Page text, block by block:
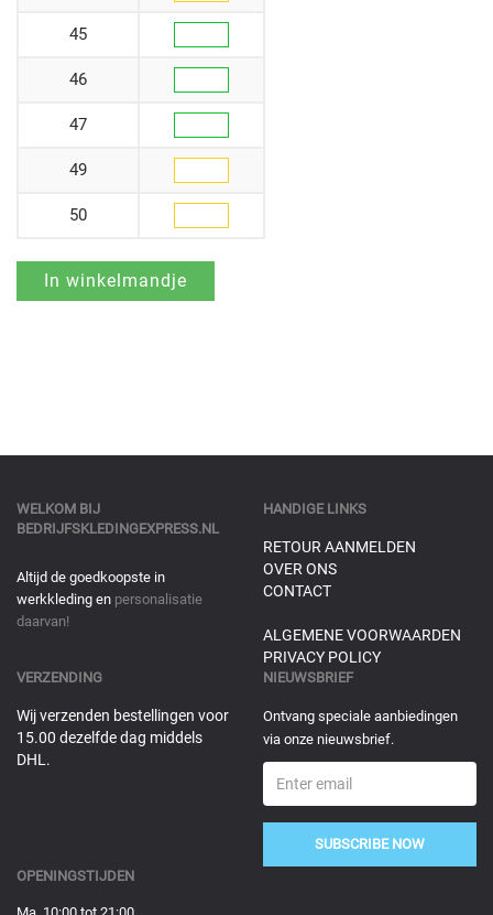
45
46
47
49
50
WELKOM BIJ
BEDRIJFSKLEDINGEXPRESS.NL
Altijd de goedkoopste in
werkkleding en personalisatie
daarvan!
HANDIGE LINKS
RETOUR AANMELDEN
OVER ONS
CONTACT
ALGEMENE VOORWAARDEN
PRIVACY POLICY
VERZENDING
Wij verzenden bestellingen voor
15.00 dezelfde dag middels
DHL.
NIEUWSBRIEF
Ontvang speciale aanbiedingen
via onze nieuwsbrief.
SUBSCRIBE NOW
OPENINGSTIJDEN